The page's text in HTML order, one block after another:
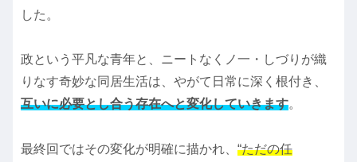
した。
政という平凡な青年と、ニートなくノ一・しづりが織
りなす奇妙な同居生活は、やがて日常に深く根付き、
互いに必要とし合う存在へと変化していきます。
最終回ではその変化が明確に描かれ、 “ただの任